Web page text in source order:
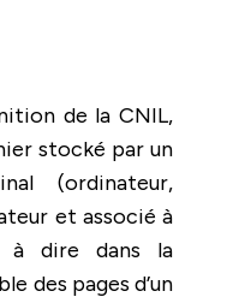
de la CNIL,
stocké par un
(ordinateur,
et associé à
à dire dans la
des pages d’un